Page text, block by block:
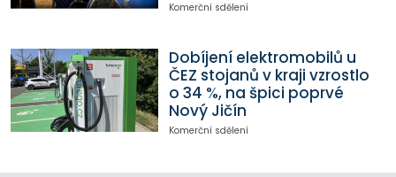
Komerční sdělení
Dobíjení elektromobilů u
ČEZ stojanů v kraji vzrostlo
o 34 %, na špici poprvé
Nový Jičín
Komerční sdělení